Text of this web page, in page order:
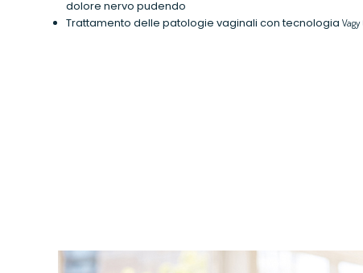
dolore nervo pudendo
Trattamento delle patologie vaginali con tecnologia